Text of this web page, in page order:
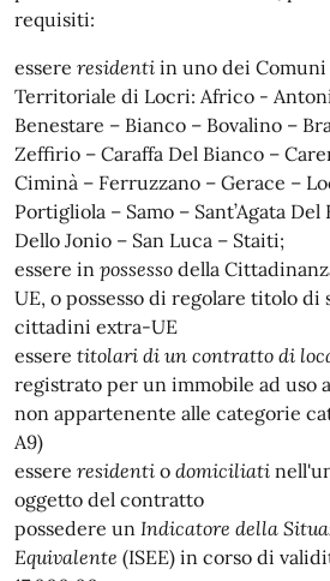
requisiti:
essere residenti in uno dei
Territoriale di Locri: Africo -
Benestare – Bianco – Bovalino –
Zeffirio – Caraffa Del Bianco –
Ciminà – Ferruzzano – Gerace –
Portigliola – Samo – Sant’Agata Del
Dello Jonio – San Luca – Staiti;
essere in possesso della
UE, o possesso di regolare titolo di
cittadini extra-UE
essere titolari di un contratto di
registrato per un immobile ad uso
non appartenente alle categorie
A9)
essere residenti o domiciliati
oggetto del contratto
possedere un Indicatore della
Equivalente (ISEE) in corso di